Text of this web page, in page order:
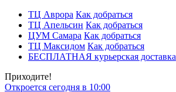
ТЦ Аврора Как добраться
ТЦ Апельсин Как добраться
ЦУМ Самара Как добраться
ТЦ Максидом Как добраться
БЕСПЛАТНАЯ курьерская доставка
Приходите!
Откроется сегодня в 10:00